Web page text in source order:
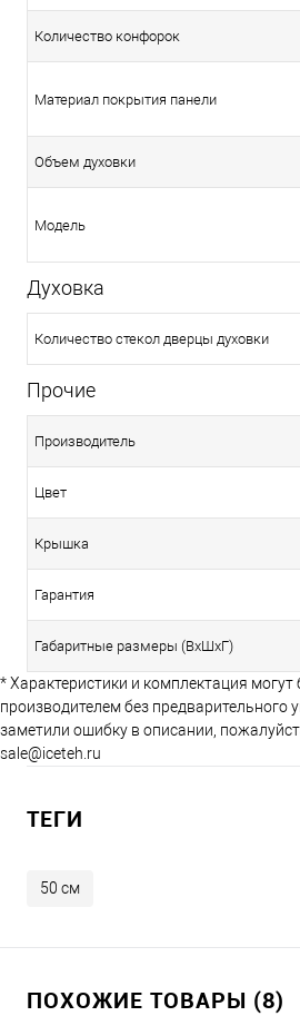
Количество конфорок
Материал покрытия панели
Объем духовки
Модель
Духовка
Количество стекол дверцы духовки
Прочие
Производитель
Цвет
Крышка
Гарантия
Габаритные размеры (ВхШхГ)
* Характеристики и комплектация
производителем без предварительного
заметили ошибку в описании,
sale@iceteh.ru
ТЕГИ
50 см
ПОХОЖИЕ ТОВАРЫ (8)